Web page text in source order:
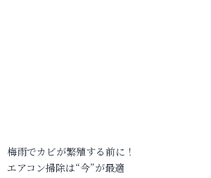
梅雨でカビが繁殖する前に！
エアコン掃除は“今”が最適